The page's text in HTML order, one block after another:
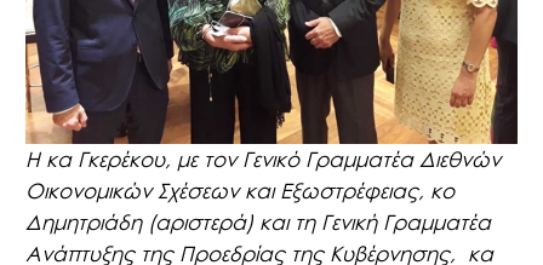
Η κα Γκερέκου, με τον Γενικό Γραμματέα Διεθνών
Οικονομικών Σχέσεων και Εξωστρέφειας, κο
Δημητριάδη (αριστερά) και τη Γενική Γραμματέα
Ανάπτυξης της Προεδρίας της Κυβέρνησης, κα